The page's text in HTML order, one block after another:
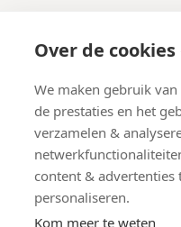
Over de
We maken gebruik
de prestaties en het
verzamelen &
content & advertenties
personaliseren.
Kom meer te weten
Verzenden
Retourneren
Betalen
Veelgestelde vragen